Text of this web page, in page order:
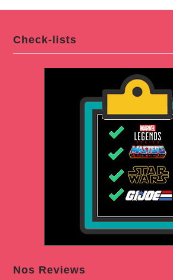
Check-lists
Nos Reviews